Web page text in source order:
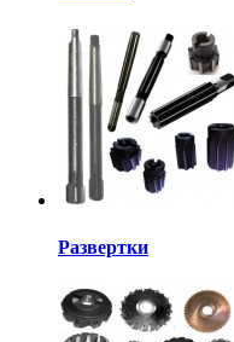
Развертки